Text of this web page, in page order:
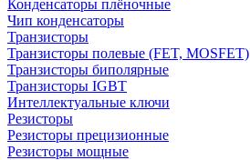
Конденсаторы плёночные
Чип конденсаторы
Транзисторы
Транзисторы полевые (FET, MOSFET)
Транзисторы биполярные
Транзисторы IGBT
Интеллектуальные ключи
Резисторы
Резисторы прецизионные
Резисторы мощные